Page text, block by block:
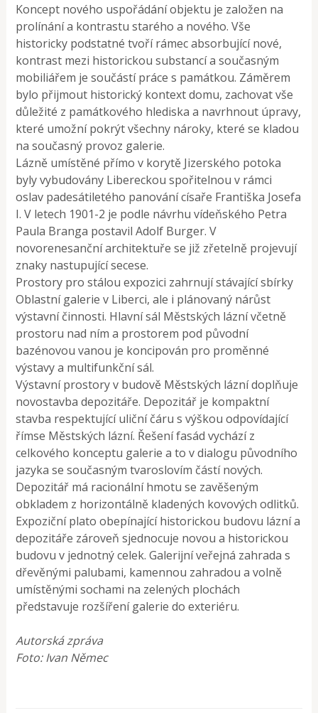
Koncept nového uspořádání objektu je založen na
prolínání a kontrastu starého a nového. Vše
historicky podstatné tvoří rámec absorbující nové,
kontrast mezi historickou substancí a současným
mobiliářem je součástí práce s památkou. Záměrem
bylo přijmout historický kontext domu, zachovat vše
důležité z památkového hlediska a navrhnout úpravy,
které umožní pokrýt všechny nároky, které se kladou
na současný provoz galerie.
Lázně umístěné přímo v korytě Jizerského potoka
byly vybudovány Libereckou spořitelnou v rámci
oslav padesátiletého panování císaře Františka Josefa
I. V letech 1901-2 je podle návrhu vídeňského Petra
Paula Branga postavil Adolf Burger. V
novorenesanční architektuře se již zřetelně projevují
znaky nastupující secese.
Prostory pro stálou expozici zahrnují stávající sbírky
Oblastní galerie v Liberci, ale i plánovaný nárůst
výstavní činnosti. Hlavní sál Městských lázní včetně
prostoru nad ním a prostorem pod původní
bazénovou vanou je koncipován pro proměnné
výstavy a multifunkční sál.
Výstavní prostory v budově Městských lázní doplňuje
novostavba depozitáře. Depozitář je kompaktní
stavba respektující uliční čáru s výškou odpovídající
římse Městských lázní. Řešení fasád vychází z
celkového konceptu galerie a to v dialogu původního
jazyka se současným tvaroslovím částí nových.
Depozitář má racionální hmotu se zavěšeným
obkladem z horizontálně kladených kovových odlitků.
Expoziční plato obepínající historickou budovu lázní a
depozitáře zároveň sjednocuje novou a historickou
budovu v jednotný celek. Galerijní veřejná zahrada s
dřevěnými palubami, kamennou zahradou a volně
umístěnými sochami na zelených plochách
představuje rozšíření galerie do exteriéru.
Autorská zpráva
Foto: Ivan Němec